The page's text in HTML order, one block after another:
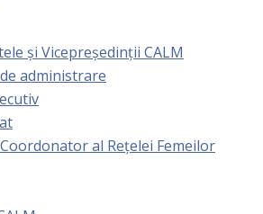
și Vicepreședinții CALM
administrare
al Rețelei Femeilor